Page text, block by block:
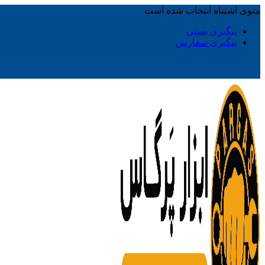
منوی اشتباه انتخاب شده است
پیگیری پستی
پیگیری سفارش